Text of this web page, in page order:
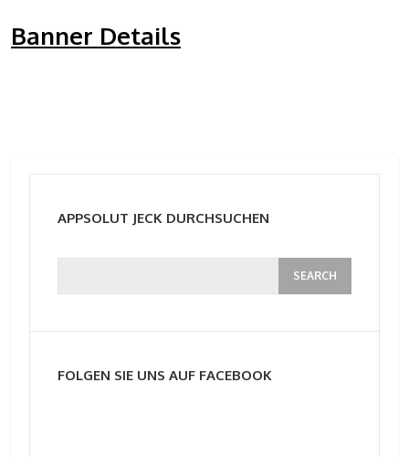
Banner Details
APPSOLUT JECK DURCHSUCHEN
FOLGEN SIE UNS AUF FACEBOOK